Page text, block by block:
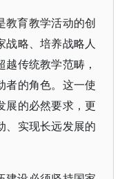
教育教学活动的创
战略、培养战略人
传统教学范畴，
者的角色。这一使
展的必然要求，更
、实现长远发展的